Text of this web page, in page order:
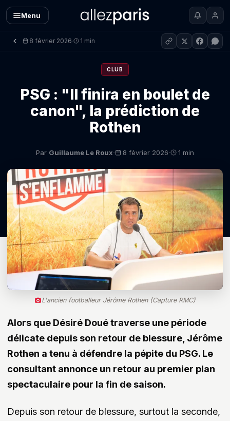
Menu
8 février 2026· 1 min
CLUB
PSG : "Il finira en boulet de
canon", la prédiction de
Rothen
Par Guillaume Le Roux· 8 février 2026· 1 min
L'ancien footballeur Jérôme Rothen (Capture RMC)
Alors que Désiré Doué traverse une période
délicate depuis son retour de blessure, Jérôme
Rothen a tenu à défendre la pépite du PSG. Le
consultant annonce un retour au premier plan
spectaculaire pour la fin de saison.
Depuis son retour de blessure, surtout la seconde,